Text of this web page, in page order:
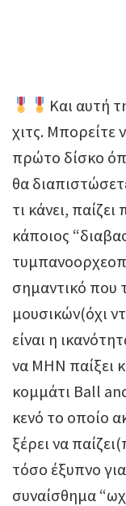
Και αυτή
χιτς. Μπορείτε
πρώτο δίσκο
θα
τι κάνει,
κάποιος
σημαντικό που
μουσικών(όχι
είναι η
να ΜΗΝ παίξει
κομμάτι Ball
κενό το οποίο
ξέρει να
τόσο έξυπνο
συναίσθημα “ωχ